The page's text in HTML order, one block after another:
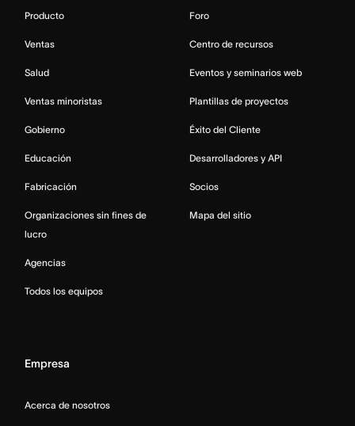
Producto
Ventas
Salud
Ventas minoristas
Gobierno
Educación
Fabricación
Organizaciones sin fines de
lucro
Agencias
Todos los equipos
Foro
Centro de recursos
Eventos y seminarios web
Plantillas de proyectos
Éxito del Cliente
Desarrolladores y API
Socios
Mapa del sitio
Empresa
Acerca de nosotros